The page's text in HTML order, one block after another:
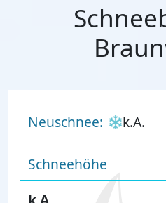
Neuschnee: k.A.
Schneehöhe